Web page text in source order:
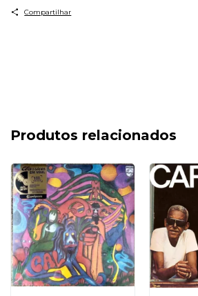
Compartilhar
Produtos relacionados